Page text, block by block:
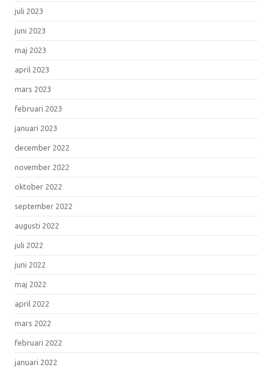
juli 2023
juni 2023
maj 2023
april 2023
mars 2023
februari 2023
januari 2023
december 2022
november 2022
oktober 2022
september 2022
augusti 2022
juli 2022
juni 2022
maj 2022
april 2022
mars 2022
februari 2022
januari 2022